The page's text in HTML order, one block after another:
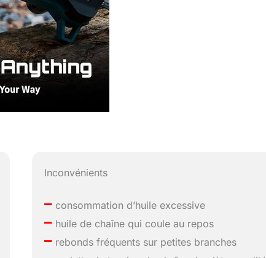
Inconvénients
– consommation d’huile excessive
– huile de chaîne qui coule au repos
– rebonds fréquents sur petites branches